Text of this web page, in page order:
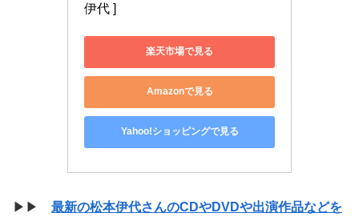
伊代 ]
楽天市場で見る
Amazonで見る
Yahoo!ショッピングで見る
▶▶ 最新の松本伊代さんのCDやDVDや出演作品などを